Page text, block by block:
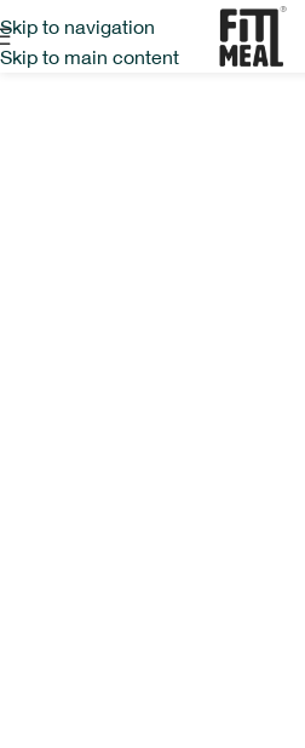
Skip to navigation
Skip to main content